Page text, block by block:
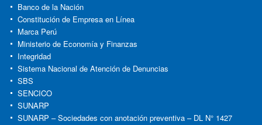
Banco de la Nación
Constitución de Empresa en Línea
Marca Perú
Ministerio de Economía y Finanzas
Integridad
Sistema Nacional de Atención de Denuncias
SBS
SENCICO
SUNARP
SUNARP – Sociedades con anotación preventiva – DL N° 1427